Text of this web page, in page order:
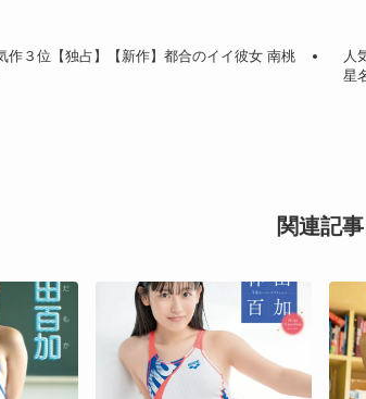
作３位【独占】【新作】都合のイイ彼女 南桃
人
星
関連記事